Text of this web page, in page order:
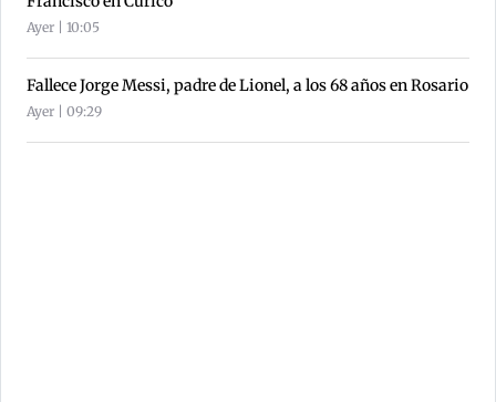
Ayer | 10:05
Fallece Jorge Messi, padre de Lionel, a los 68 años en Rosario
Ayer | 09:29